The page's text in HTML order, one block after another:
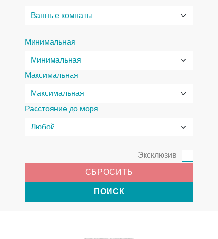
Минимальная
Максимальная
Расстояние до моря
Эксклюзив
СБРОСИТЬ
ПОИСК